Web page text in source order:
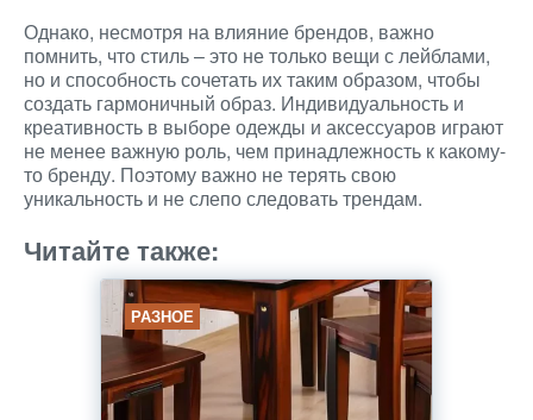
Однако, несмотря на влияние брендов, важно
помнить, что стиль – это не только вещи с лейблами,
но и способность сочетать их таким образом, чтобы
создать гармоничный образ. Индивидуальность и
креативность в выборе одежды и аксессуаров играют
не менее важную роль, чем принадлежность к какому-
то бренду. Поэтому важно не терять свою
уникальность и не слепо следовать трендам.
Читайте также:
РАЗНОЕ